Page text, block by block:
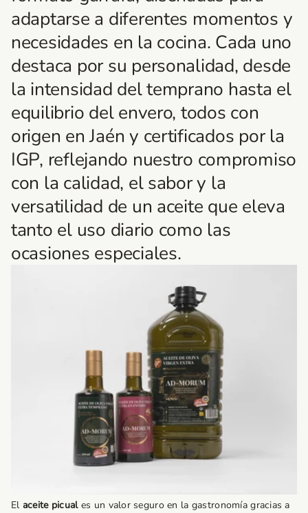
adaptarse a diferentes momentos y
necesidades en la cocina. Cada uno
destaca por su personalidad, desde
la intensidad del temprano hasta el
equilibrio del envero, todos con
origen en Jaén y certificados por la
IGP, reflejando nuestro compromiso
con la calidad, el sabor y la
versatilidad de un aceite que eleva
tanto el uso diario como las
ocasiones especiales.
El aceite picuales un valor seguro en la gastronomía gracias a